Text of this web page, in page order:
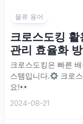
물류 용어
크로스도킹
관리 효율화
크로스도킹은 빠른
스템입니다.
크로
요!
2024-08-21